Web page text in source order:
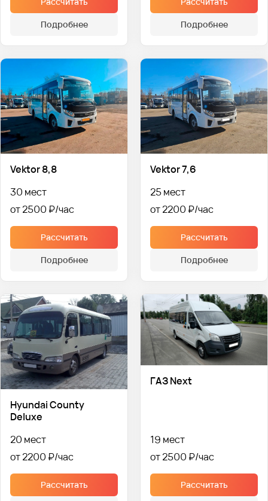
Подробнее
Подробнее
Vektor 8,8
30 мест
от 2500 ₽
Рассчитать
Подробнее
Vektor 7,6
25 мест
от 2200 ₽
Рассчитать
Подробнее
Hyundai County
Deluxe
20 мест
от 2200 ₽
Рассчитать
ГАЗ Next
19 мест
от 2500 ₽
Рассчитать